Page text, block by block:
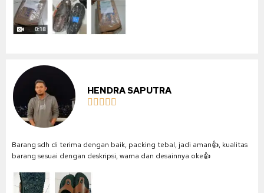
HENDRA SAPUTRA
    
Barang sdh di terima dengan baik, packing tebal, jadi aman👍, kualitas
barang sesuai dengan deskripsi, warna dan desainnya oke👍